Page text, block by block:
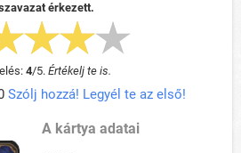
érkezett.
4/5. Értékelj te is.
Szólj hozzá! Legyél te az első!
A kártya adatai